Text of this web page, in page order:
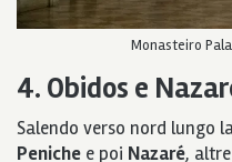
Monasteiro
4. Obidos e
Salendo verso nord lungo
Peniche e poi Nazaré,